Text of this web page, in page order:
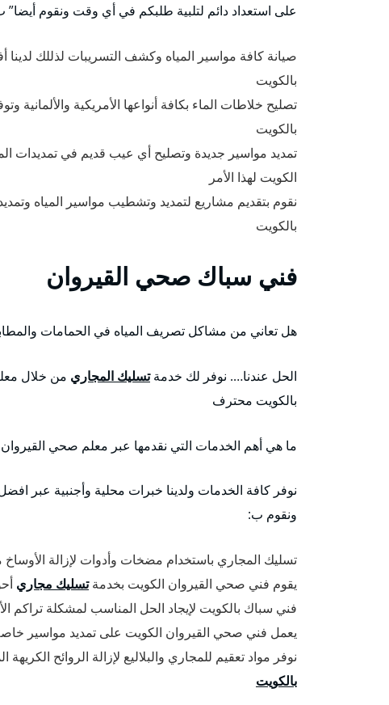
على استعداد دائم لتلبية طلبكم في أي وقت ونقوم أيضا”
صيانة كافة مواسير المياه وكشف التسريبات لذللك
بالكويت
تصليح خلاطات الماء بكافة أنواعها الأمريكية
بالكويت
تمديد مواسير جديدة وتصليح أي عيب قديم في تمديدات
الكويت لهذا الأمر
نقوم بتقديم مشاريع لتمديد وتشطيب مواسير المياه
بالكويت
فني سباك صحي القيروان
هل تعاني من مشاكل تصريف المياه في الحمامات
الحل عندنا…. نوفر لك خدمةتسليك المجاري من خلال
بالكويت محترف
ما هي أهم الخدمات التي نقدمها عبر معلم صحي
نوفر كافة الخدمات ولدينا خبرات محلية وأجنبية عبر
ونقوم ب:
تسليك المجاري باستخدام مضخات وأدوات لإزالة
يقوم فني صحي القيروان الكويت بخدمةتسليك مجاري
فني سباك بالكويت لإيجاد الحل المناسب لمشكلة تراكم
يعمل فني صحي القيروان الكويت على تمديد مواسير
نوفر مواد تعقيم للمجاري والبلاليع لإزالة الروائح
بالكويت